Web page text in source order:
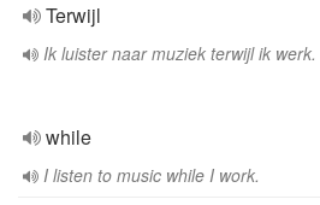
Terwijl
Ik luister naar muziek terwijl ik werk.
while
I listen to music while I work.